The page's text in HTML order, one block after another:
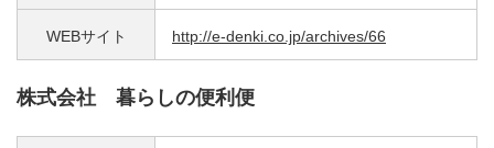
WEBサイト http://e-denki.co.jp/archives/66
株式会社 暮らしの便利便